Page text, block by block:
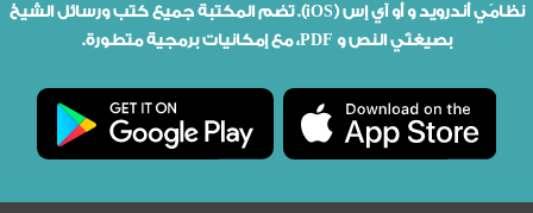
نظامَي أندرويد و أو آي إس (iOS). تضم المكتبة جميع كتب ورسائل الشيخ
بصيغتَي النص و PDF، مع إمكانيات برمجية متطورة.